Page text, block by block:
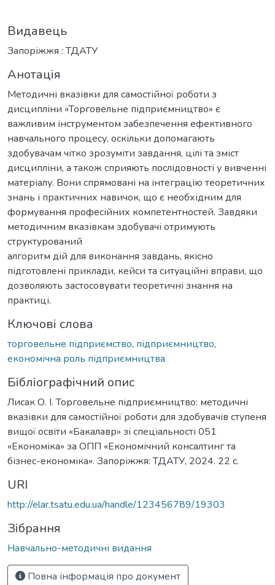
Видавець
Запоріжжя : ТДАТУ
Анотація
Методичні вказівки для самостійної роботи з
дисципліни «Торговельне підприємництво» є
важливим інструментом забезпечення ефективного
навчального процесу, оскільки допомагають
здобувачам чітко зрозуміти завдання, цілі та зміст
дисципліни, а також сприяють послідовності у вивченні
матеріалу. Вони спрямовані на інтеграцію теоретичних
знань і практичних навичок, що є необхідним для
формування професійних компетентностей. Завдяки
методичним вказівкам здобувачі отримують
структурований
алгоритм дій для виконання завдань, якісно
підготовлені приклади, кейси та ситуаційні вправи, що
дозволяють застосовувати теоретичні знання на
практиці.
Ключові слова
торговельне підприємство, підприємництво,
економічна роль підприємництва
Бібліографічний опис
Лисак О. І. Торговельне підприємництво: методичні
вказівки для самостійної роботи для здобувачів ступеня
вищої освіти «Бакалавр» зі спеціальності 051
«Економіка» за ОПП «Економічний консалтинг та
бізнес-економіка». Запоріжжя: ТДАТУ, 2024. 22 с.
URI
http://elar.tsatu.edu.ua/handle/123456789/19303
Зібрання
Навчально-методичні видання
Повна інформація про документ